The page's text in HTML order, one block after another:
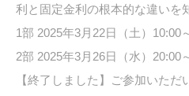
利と固定金利の根本的な違いを
1部 2025年3月22日（土）10:00
2部 2025年3月26日（水）20:00
【終了しました】ご参加いた